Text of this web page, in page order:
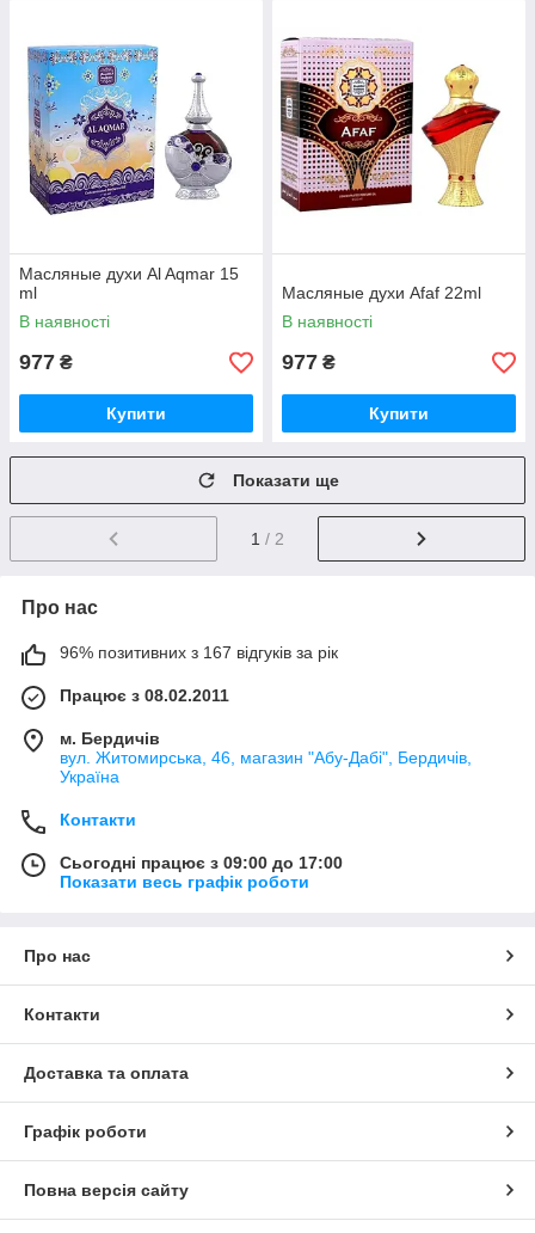
Масляные духи Al Aqmar 15
ml
В наявності
977 ₴
Купити
Масляные духи Afaf 22ml
В наявності
977 ₴
Купити
Показати ще
1 / 2
Про нас
96% позитивних з 167 відгуків за рік
Працює з 08.02.2011
м. Бердичів
вул. Житомирська, 46, магазин "Абу-Дабі", Бердичів,
Україна
Контакти
Сьогодні працює з 09:00 до 17:00
Показати весь графік роботи
Про нас
Контакти
Доставка та оплата
Графік роботи
Повна версія сайту